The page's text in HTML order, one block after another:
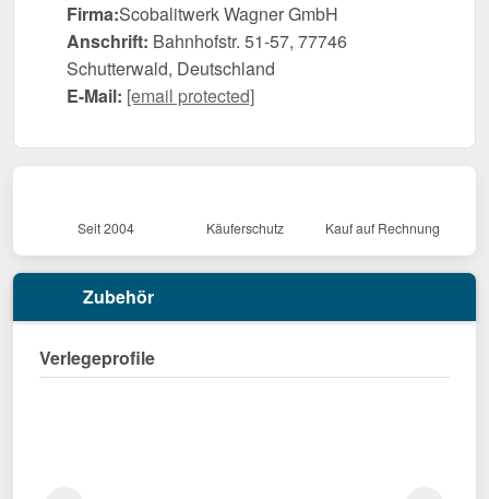
Firma:Scobalitwerk Wagner GmbH
Anschrift: Bahnhofstr. 51-57, 77746
Schutterwald, Deutschland
E-Mail: [email protected]
Seit 2004 Käuferschutz Kauf auf Rechnung
Zubehör
Verlegeprofile